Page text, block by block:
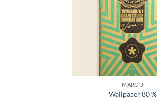
MAROU
Wallpaper 80 %